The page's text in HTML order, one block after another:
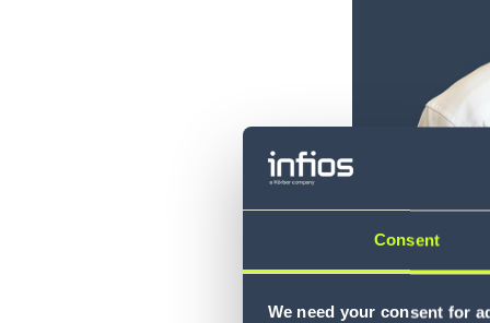
Consent
We need your consent for